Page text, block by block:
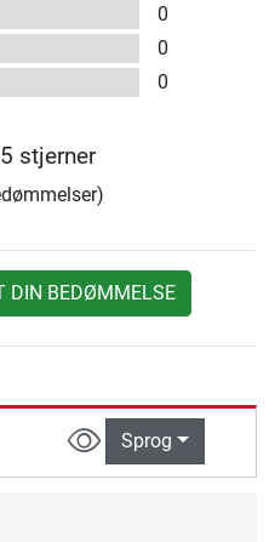
0
0
0
stjerner
DIN BEDØMMELSE
Sprog